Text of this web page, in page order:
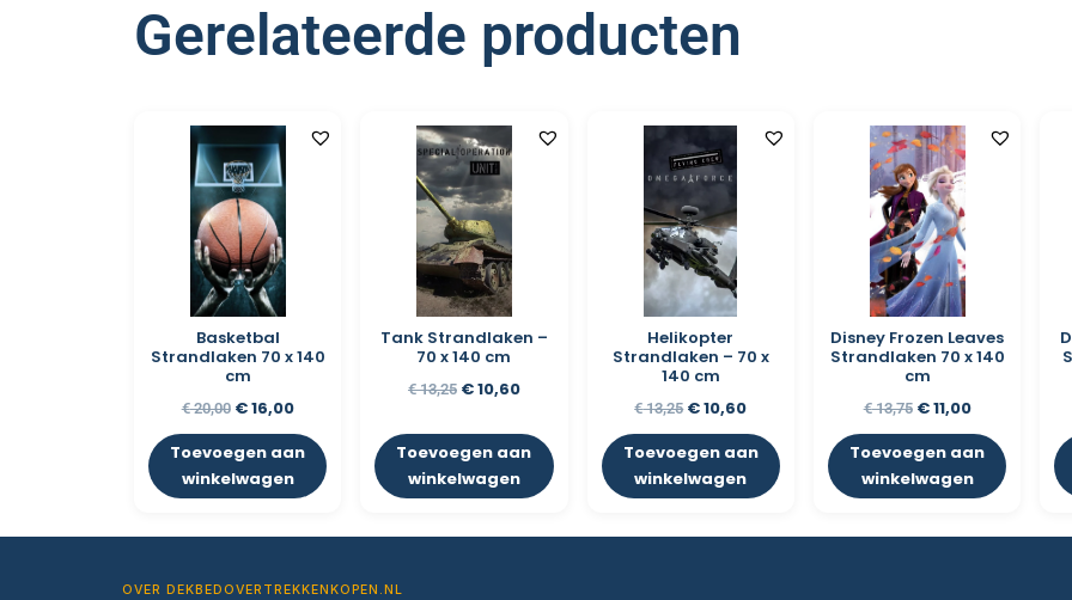
Gerelateerde producten
Basketbal
Strandlaken 70 x 140
cm
€20,00 €16,00
Toevoegen aan
winkelwagen
Tank Strandlaken –
70 x 140 cm
€13,25 €10,60
Toevoegen aan
winkelwagen
Helikopter
Strandlaken – 70 x
140 cm
€13,25 €10,60
Toevoegen aan
winkelwagen
Disney Frozen Leaves
Strandlaken 70 x 140
cm
€13,75 €11,00
Toevoegen aan
winkelwagen
OVER DEKBEDOVERTREKKENKOPEN.NL